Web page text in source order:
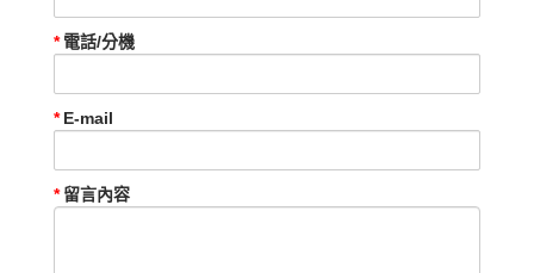
電話/分機
E-mail
留言內容